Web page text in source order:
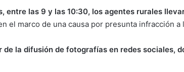
entre las 9 y las 10:30, los agentes rurales
el marco de una causa por presunta infracción
de la difusión de fotografías en redes sociales,